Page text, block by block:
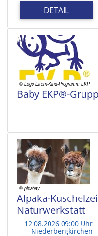
DETAIL
Baby EKP®-
Alpaka-
Naturwerkstatt
12.08.2026 09:00 Uhr
Niederbergkirchen